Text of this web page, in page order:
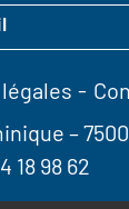
–
18 98 62